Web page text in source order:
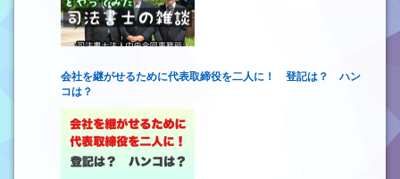
会社を継がせるために代表取締役を二人に！ 登記は？ ハン
コは？